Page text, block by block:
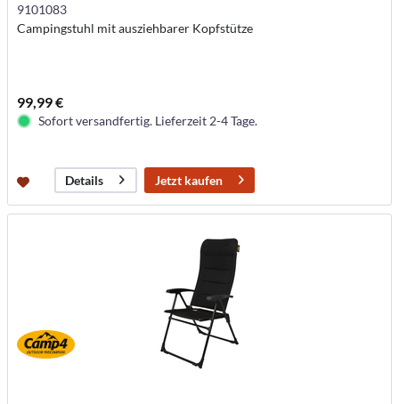
9101083
Campingstuhl mit ausziehbarer Kopfstütze
99,99 €
Sofort versandfertig. Lieferzeit 2-4 Tage.
Details Jetzt kaufen